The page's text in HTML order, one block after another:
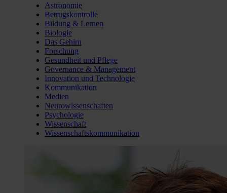
Astronomie
Betrugskontrolle
Bildung & Lernen
Biologie
Das Gehirn
Forschung
Gesundheit und Pflege
Governance & Management
Innovation und Technologie
Kommunikation
Medien
Neurowissenschaften
Psychologie
Wissenschaft
Wissenschaftskommunikation